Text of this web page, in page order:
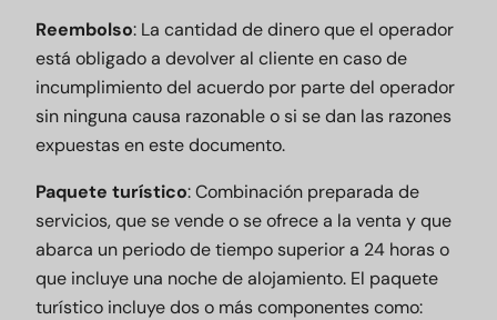
Reembolso: La cantidad de dinero que el operador
está obligado a devolver al cliente en caso de
incumplimiento del acuerdo por parte del operador
sin ninguna causa razonable o si se dan las razones
expuestas en este documento.
Paquete turístico: Combinación preparada de
servicios, que se vende o se ofrece a la venta y que
abarca un periodo de tiempo superior a 24 horas o
que incluye una noche de alojamiento. El paquete
turístico incluye dos o más componentes como: